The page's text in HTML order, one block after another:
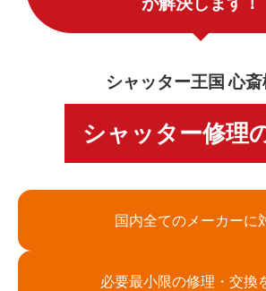
シャッター王国 心
シャッター修理
国内全てのメーカーに
必要最小限の修理・交換